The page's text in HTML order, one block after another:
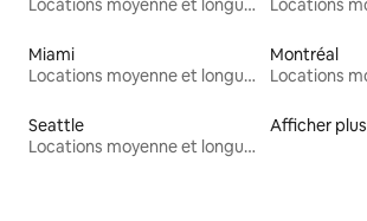
Locations moyenne et longue durée
Miami
Locations moyenne et longue durée
Montréal
Seattle
Locations moyenne et longue durée
Afficher plus